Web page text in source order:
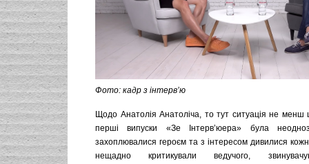
Фото: кадр з інтерв’ю
Щодо Анатолія Анатоліча, то тут ситуація не менш
перші випуски «Зе Інтерв’юера» була
захоплювалися героєм та з інтересом дивилися
нещадно критикували ведучого,